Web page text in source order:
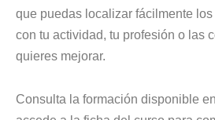
que puedas localizar fácilmente
con tu actividad, tu profesión o las
quieres mejorar.
Consulta la formación disponible